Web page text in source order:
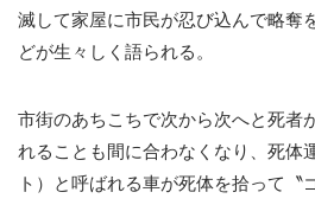
滅して家屋に市民が忍び込んで略奪
どが生々しく語られる。
市街のあちこちで次から次へと死者
れることも間に合わなくなり、死体
ト）と呼ばれる車が死体を拾って〝